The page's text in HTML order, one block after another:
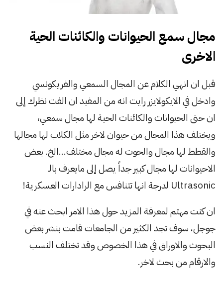
مجال سمع الحيوانات والكائنات الحية
الاخرى
قبل ان انهي الكلام عن المجال السمعي والفريكونسي
وادخل في الايكولايزر رايت انه من المفيد ان الفت نظرك إلى
ان حتى الحيوانات والكائنات الحية لها مجال سمعي،
ويختلف هذا المجال من حيوان لاخر مثل الكلاب لها مجالها
والقطط لها مجال والحوت له مجال مختلف…الخ. بعض
الاحيوانات لها مجال كبير جداً يصل إلى مايعرف بالـ
Ultrasonic لدرجة انها تتنافس مع الرادارات العسكرية!
ان كنت مهتم لمعرفة المزيد حول هذا الامر ابحث عنه في
جوجل، سوف تجد الكثير من الجامعات قامت بنشر بعض
البحوث والاوراق في هذا الخصوص وقد تختلف النسب
والارقام من بحث لاخر.